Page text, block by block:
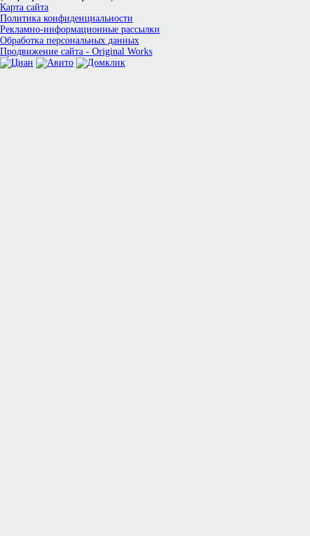
Карта сайта
Политика конфиденциальности
Рекламно-информационные рассылки
Обработка персональных данных
Продвижение сайта - Original Works